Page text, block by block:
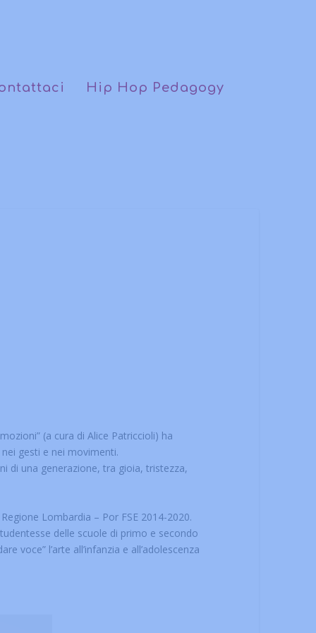
Hip Hop Pedagogy
(a cura di Alice Patriccioli) ha
gesti e nei movimenti.
di una generazione, tra gioia, tristezza,
Lombardia – Por FSE 2014-2020.
delle scuole di primo e secondo
voce” l’arte all’infanzia e all’adolescenza